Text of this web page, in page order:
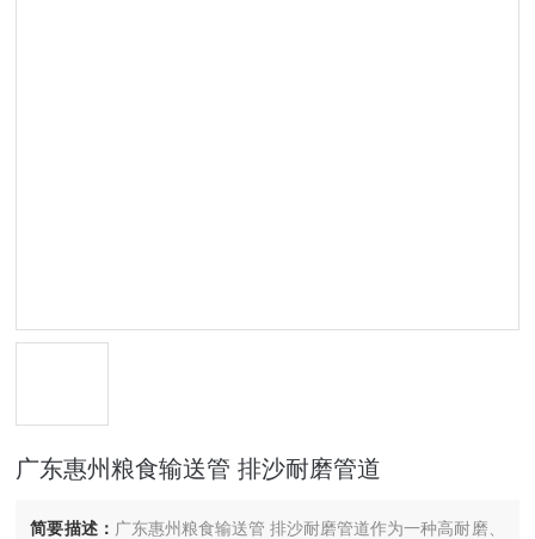
广东惠州粮食输送管 排沙耐磨管道
简要描述： 广东惠州粮食输送管 排沙耐磨管道作为一种高耐磨、